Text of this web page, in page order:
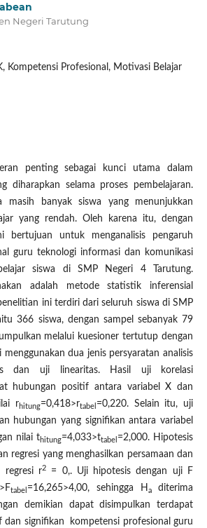
Negeri Tarutung
Kompetensi Profesional, Motivasi Belajar
penting sebagai kunci utama dalam
diharapkan selama proses pembelajaran.
masih banyak siswa yang menunjukkan
yang rendah. Oleh karena itu, dengan
bertujuan untuk menganalisis pengaruh
guru teknologi informasi dan komunikasi
siswa di SMP Negeri 4 Tarutung.
adalah metode statistik inferensial
ini terdiri dari seluruh siswa di SMP
366 siswa, dengan sampel sebanyak 79
melalui kuesioner tertutup dengan
dua jenis persyaratan analisis
dan uji linearitas. Hasil uji korelasi
hubungan positif antara variabel X dan
rhitung=0,418>rtabel =0,220. Selain itu, uji
hubungan yang signifikan antara variabel
nilai thitung=4,033>ttabel =2,000. Hipotesis
regresi yang menghasilkan persamaan dan
regresi r2= 0,. Uji hipotesis dengan uji F
>Ftabel =16,265>4,00, sehingga H aditerima
demikian dapat disimpulkan terdapat
dan signifikan kompetensi profesional guru